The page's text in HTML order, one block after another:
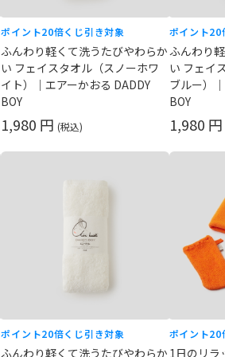
ポイント20倍くじ引き対象
ふんわり軽くて洗うたびやわらか
い フェイスタオル（スノーホワ
イト）｜エアーかおる DADDY
BOY
1,980 円 (税込)
ポイント20
ふんわり
い フェイ
ブルー）
BOY
1,980 円
ポイント20倍くじ引き対象
ふんわり軽くて洗うたびやわらか
ポイント20
1日のリラ